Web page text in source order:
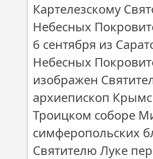
Картелезскому
Небесных
6 сентября из
Небесных
изображен
архиепископ
Троицком соборе
симферопольских
Святителю Луке